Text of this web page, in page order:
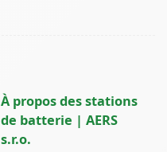
À propos des stations
de batterie | AERS
s.r.o.